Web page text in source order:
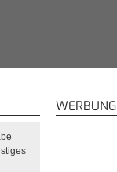
WERBUNG